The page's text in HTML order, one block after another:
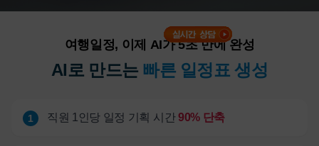
여행일정, 이제 AI가 5초 만에 완성
AI로 만드는 빠른 일정표 생성
1 직원 1인당 일정 기획 시간90% 단축